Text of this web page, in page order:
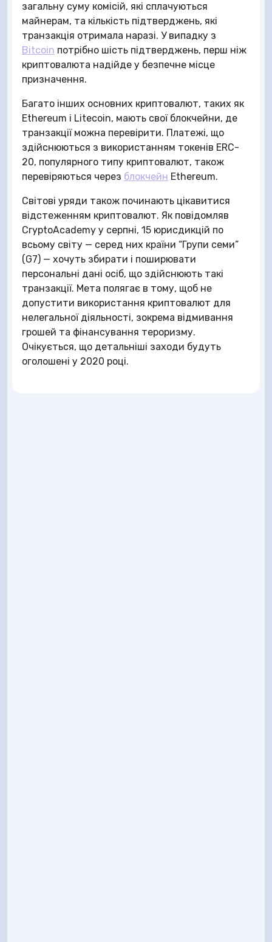
загальну суму комісій, які сплачуються
майнерам, та кількість підтверджень, які
транзакція отримала наразі. У випадку з
Bitcoin потрібно шість підтверджень, перш ніж
криптовалюта надійде у безпечне місце
призначення.
Багато інших основних криптовалют, таких як
Ethereum і Litecoin, мають свої блокчейни, де
транзакції можна перевірити. Платежі, що
здійснюються з використанням токенів ERC-
20, популярного типу криптовалют, також
перевіряються через блокчейн Ethereum.
Світові уряди також починають цікавитися
відстеженням криптовалют. Як повідомляв
CryptoAcademy у серпні, 15 юрисдикцій по
всьому світу — серед них країни “Групи семи”
(G7) — хочуть збирати і поширювати
персональні дані осіб, що здійснюють такі
транзакції. Мета полягає в тому, щоб не
допустити використання криптовалют для
нелегальної діяльності, зокрема відмивання
грошей та фінансування тероризму.
Очікується, що детальніші заходи будуть
оголошені у 2020 році.